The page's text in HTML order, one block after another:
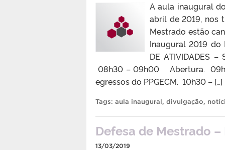
A aula inaugural
abril de 2019, nos
Mestrado estão
Inaugural 2019 do
DE ATIVIDADES –
08h30 – 09h00 Abertura.
egressos do PPGECM. 10h30 – […]
Tags: aula inaugural, divulgação,
Defesa de Mestrado
13/03/2019